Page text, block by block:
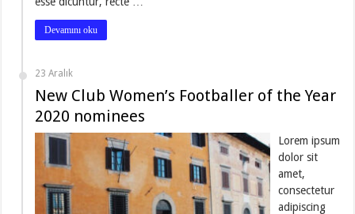
Devamını oku
23 Aralık
New Club Women’s Footballer of the Year
2020 nominees
Lorem ipsum
dolor sit
amet,
consectetur
adipiscing